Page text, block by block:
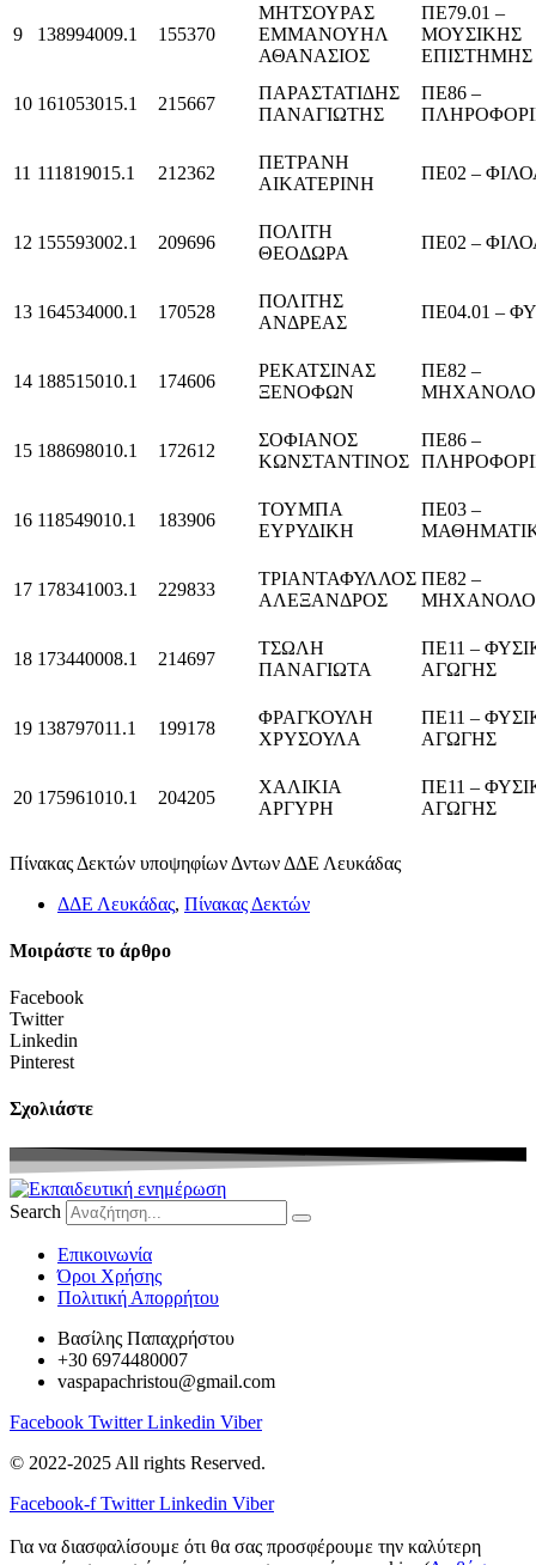
9 138994009.1 155370
ΜΗΤΣΟΥΡΑΣ
ΕΜΜΑΝΟΥΗΛ
ΑΘΑΝΑΣΙΟΣ
ΠΕ79.01 –
ΜΟΥΣΙΚΗΣ
ΕΠΙΣΤΗΜΗΣ
10 161053015.1 215667
ΠΑΡΑΣΤΑΤΙΔΗΣ
ΠΑΝΑΓΙΩΤΗΣ
ΠΕ86 –
11 111819015.1 212362
ΠΕΤΡΑΝΗ
ΑΙΚΑΤΕΡΙΝΗ
ΠΕ02 –
12 155593002.1 209696
ΠΟΛΙΤΗ
ΘΕΟΔΩΡΑ
ΠΕ02 –
13 164534000.1 170528
ΠΟΛΙΤΗΣ
ΑΝΔΡΕΑΣ
ΠΕ04.01 –
14 188515010.1 174606
ΡΕΚΑΤΣΙΝΑΣ
ΞΕΝΟΦΩΝ
ΠΕ82 –
15 188698010.1 172612
ΣΟΦΙΑΝΟΣ
ΚΩΝΣΤΑΝΤΙΝΟΣ
ΠΕ86 –
16 118549010.1 183906
ΤΟΥΜΠΑ
ΕΥΡΥΔΙΚΗ
ΠΕ03 –
17 178341003.1 229833
ΤΡΙΑΝΤΑΦΥΛΛΟΣ
ΑΛΕΞΑΝΔΡΟΣ
ΠΕ82 –
18 173440008.1 214697
ΤΣΩΛΗ
ΠΑΝΑΓΙΩΤΑ
ΠΕ11 –
ΑΓΩΓΗΣ
19 138797011.1 199178
ΦΡΑΓΚΟΥΛΗ
ΧΡΥΣΟΥΛΑ
ΠΕ11 –
ΑΓΩΓΗΣ
20 175961010.1 204205
ΧΑΛΙΚΙΑ
ΑΡΓΥΡΗ
ΠΕ11 –
ΑΓΩΓΗΣ
Πίνακας Δεκτών υποψηφίων Δντων ΔΔΕ Λευκάδας
ΔΔΕ Λευκάδας, Πίνακας Δεκτών
Μοιράστε το άρθρο
Facebook
Twitter
Linkedin
Pinterest
Σχολιάστε
Search
Eπικοινωνία
Όροι Χρήσης
Πολιτική Απορρήτου
Βασίλης Παπαχρήστου
+30 6974480007
vaspapachristou@gmail.com
Facebook Twitter Linkedin Viber
© 2022-2025 All rights Reserved.
Facebook-f Twitter Linkedin Viber
Για να διασφαλίσουμε ότι θα σας προσφέρουμε την καλύτερη